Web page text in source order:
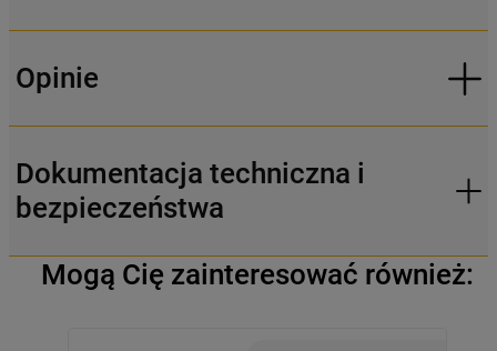
Opinie
Dokumentacja techniczna i
bezpieczeństwa
Mogą Cię zainteresować również: